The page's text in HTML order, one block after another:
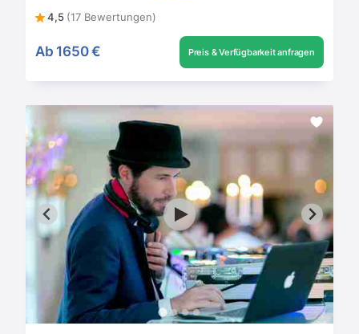
4,5 (17 Bewertungen)
Ab 1650 € Preis & Verfügbarkeit anfragen